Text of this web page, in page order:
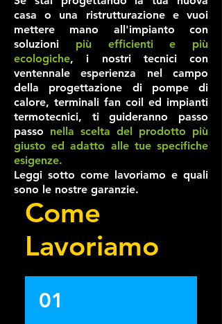
casa o una ristrutturazione e vuoi
mettere mano all'impianto con
soluzioni più efficienti e più
ecologiche, i nostri tecnici con
ventennale esperienza nel campo
della progettazione di pompe di
calore, terminali fan coil ed impianti
termotecnici, ti guideranno passo
passo nella scelta del prodotto più
giusto ed adatto alle tue specifiche
esigenze.
Leggi sotto come lavoriamo e quali
sono le nostre garanzie.
Come
Lavoriamo
01